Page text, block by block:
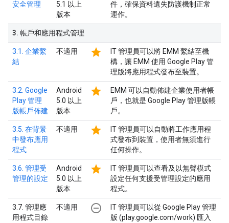
安全管理
5.1 以上
版本
件，確保資料遺失防護機制正常
運作。
3. 帳戶和應用程式管理
3.1. 企業繫
結
不適用 star
IT 管理員可以將 EMM 繫結至機
構，讓 EMM 使用 Google Play 管
理版將應用程式發布至裝置。
3.2. Google
Play 管理
版帳戶佈建
Android
5.0 以上
版本
star
EMM 可以自動佈建企業使用者帳
戶，也就是 Google Play 管理版帳
戶。
3.5. 在背景
中發布應用
程式
不適用 star
IT 管理員可以自動將工作應用程
式發布到裝置，使用者無須進行
任何操作。
3.6. 管理受
管理的設定
Android
5.0 以上
版本
star
IT 管理員可以查看及以無聲模式
設定任何支援受管理設定的應用
程式。
3.7. 管理應
用程式目錄
不適用 remove_circle_outline
IT 管理員可以從 Google Play 管理
版 (play.google.com/work) 匯入